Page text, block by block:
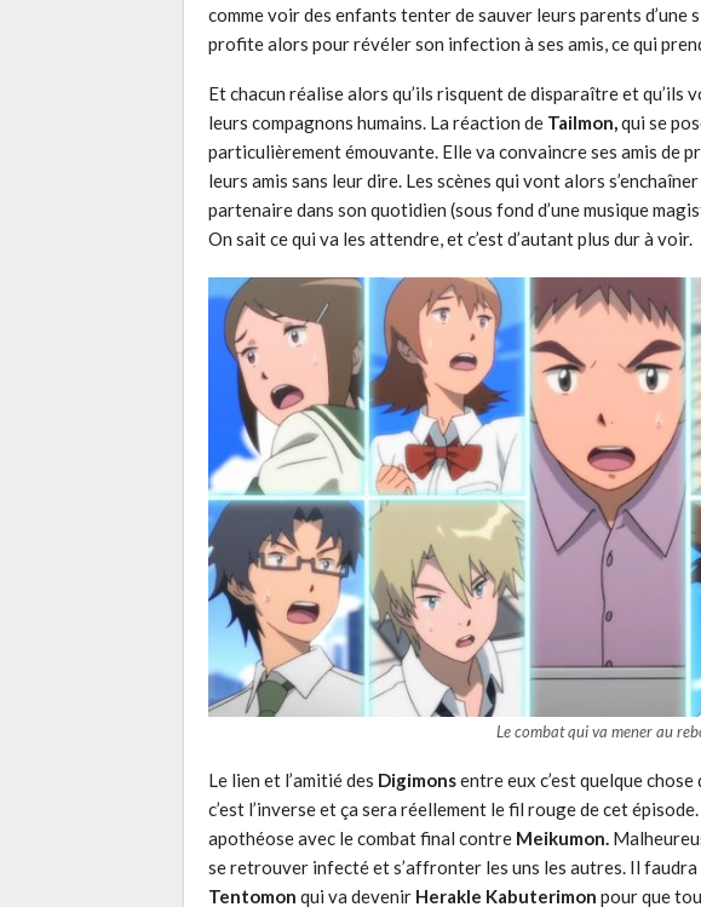
comme voir des enfants tenter de sauver leurs parents d’une
profite alors pour révéler son infection à ses amis, ce qui
Et chacun réalise alors qu’ils risquent de disparaître et
leurs compagnons humains. La réaction de Tailmon,qui se
particulièrement émouvante. Elle va convaincre ses amis de
leurs amis sans leur dire. Les scènes qui vont alors
partenaire dans son quotidien (sous fond d’une musique
On sait ce qui va les attendre, et c’est d’autant plus dur à voir.
Le combat qui va mener au
Le lien et l’amitié des Digimonsentre eux c’est quelque
c’est l’inverse et ça sera réellement le fil rouge de cet
apothéose avec le combat final contre Meikumon.
se retrouver infecté et s’affronter les uns les autres. Il
Tentomon qui va devenir Herakle Kabuterimon pour que